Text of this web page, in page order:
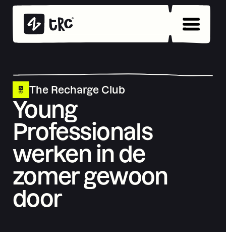
The Recharge Club
Young
Professionals
werken in de
zomer gewoon
door